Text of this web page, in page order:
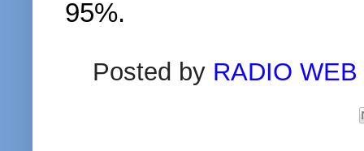
95%.
Posted by RADIO